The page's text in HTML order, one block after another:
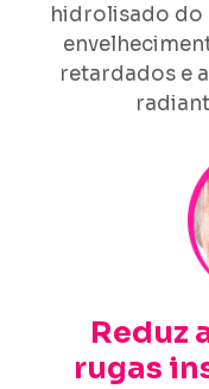
hidrolisado do
retardados e
Reduz
rugas